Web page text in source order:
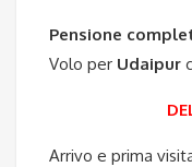
Pensione
Volo per Udaipur
Arrivo e prima